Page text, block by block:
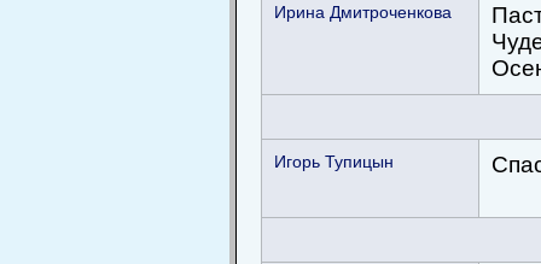
Ирина Дмитроченкова
Игорь Тупицын